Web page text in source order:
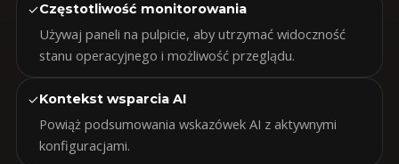
✓Częstotliwość monitorowania
Używaj paneli na pulpicie, aby utrzymać widoczność
stanu operacyjnego i możliwość przeglądu.
✓Kontekst wsparcia AI
Powiąż podsumowania wskazówek AI z aktywnymi
konfiguracjami.